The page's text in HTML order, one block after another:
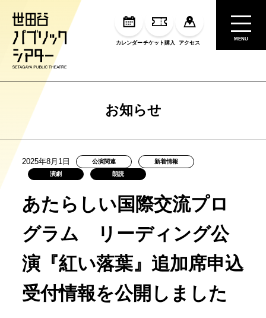
カレンダーチケット購入 アクセス
MENU
お知らせ
2025年8月1日 公演関連
新着情報
演劇
朗読
あたらしい国際交流プロ
グラム リーディング公
演『紅い落葉』追加席申込
受付情報を公開しました